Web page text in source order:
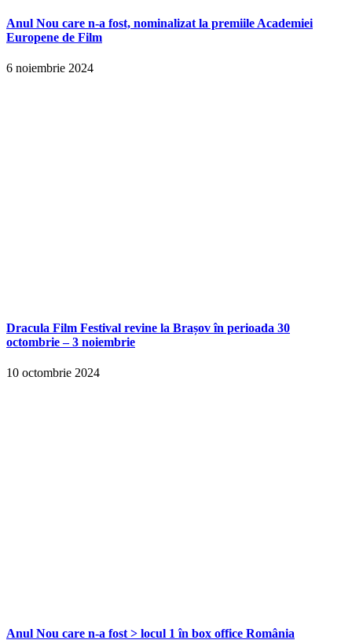
Anul Nou care n-a fost, nominalizat la premiile Academiei
Europene de Film
6 noiembrie 2024
Dracula Film Festival revine la Brașov în perioada 30
octombrie – 3 noiembrie
10 octombrie 2024
Anul Nou care n-a fost > locul 1 în box office România